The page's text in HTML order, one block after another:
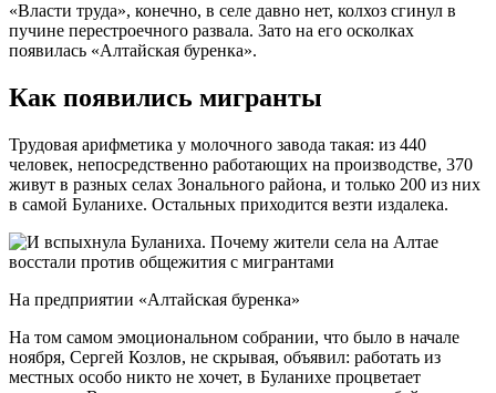
«Власти труда», конечно, в селе давно нет, колхоз сгинул в
пучине перестроечного развала. Зато на его осколках
появилась «Алтайская буренка».
Как появились мигранты
Трудовая арифметика у молочного завода такая: из 440
человек, непосредственно работающих на производстве, 370
живут в разных селах Зонального района, и только 200 из них
в самой Буланихе. Остальных приходится везти издалека.
На предприятии «Алтайская буренка»
На том самом эмоциональном собрании, что было в начале
ноября, Сергей Козлов, не скрывая, объявил: работать из
местных особо никто не хочет, в Буланихе процветает